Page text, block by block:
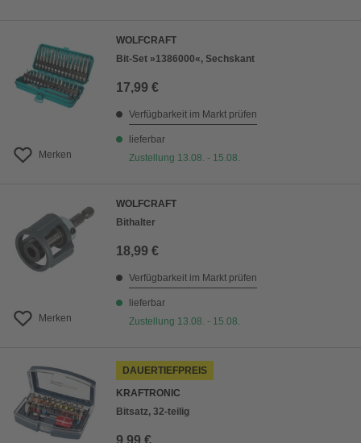
Merken
WOLFCRAFT
Bit-Set »1386000«, Sechskant
17,99 €
Verfügbarkeit im Markt prüfen
lieferbar
Zustellung 13.08. - 15.08.
Merken
WOLFCRAFT
Bithalter
18,99 €
Verfügbarkeit im Markt prüfen
lieferbar
Zustellung 13.08. - 15.08.
DAUERTIEFPREIS
KRAFTRONIC
Bitsatz, 32-teilig
9,99 €